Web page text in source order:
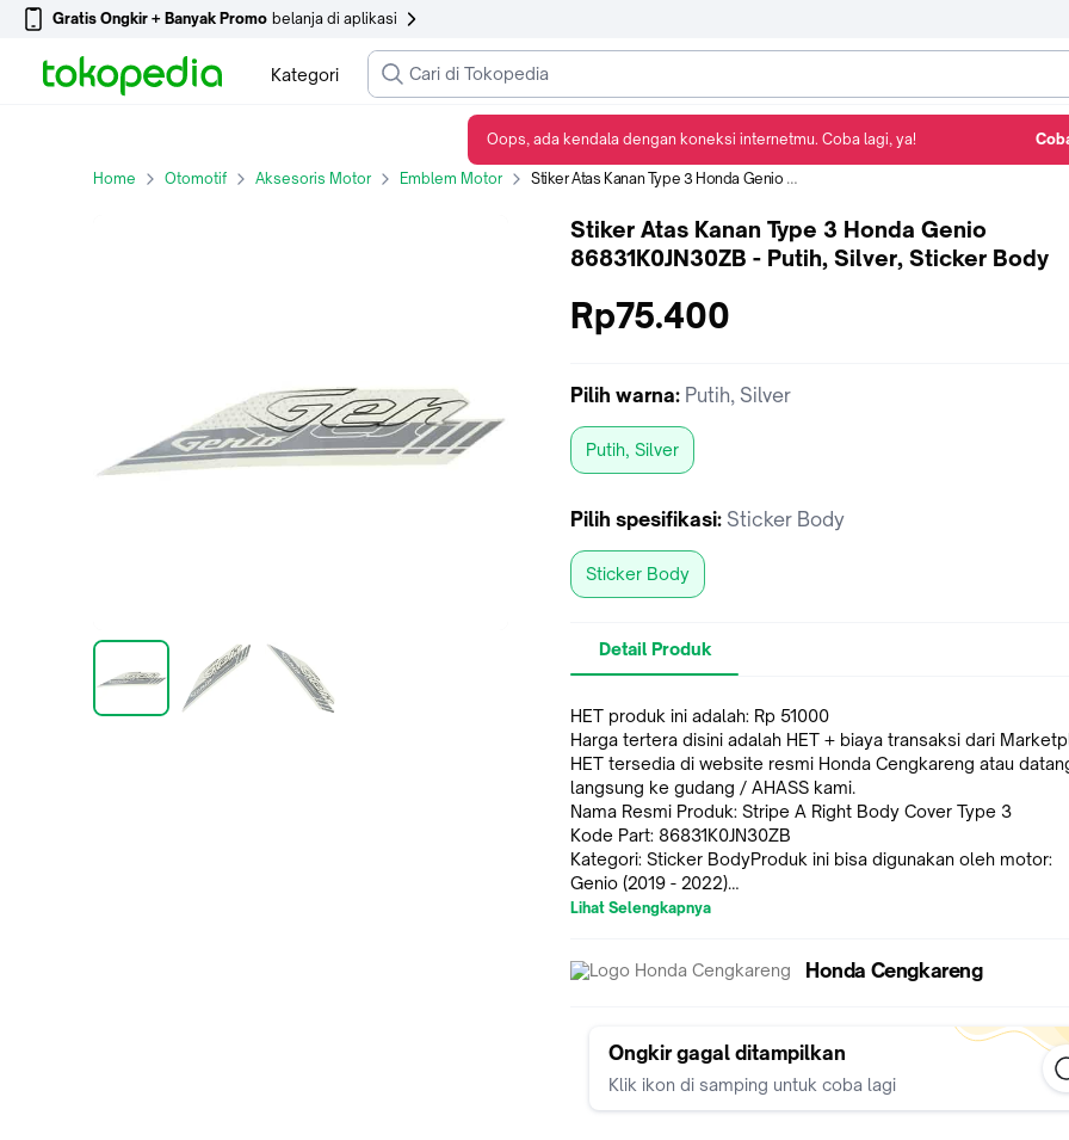
Gratis Ongkir + Banyak Promo belanja di aplikasi
Kategori
Home Otomotif Aksesoris Motor Emblem Motor Stiker Atas Kanan Type 3 Honda Genio 86831K0JN30ZB - Putih, Silver, Sticker Body
Stiker Atas Kanan Type 3 Honda Genio
86831K0JN30ZB - Putih, Silver, Sticker Body
Rp75.400
Pilih warna: Putih, Silver
Putih, Silver
Pilih spesifikasi: Sticker Body
Sticker Body
Detail Produk
HET produk ini adalah: Rp 51000
Harga tertera disini adalah HET + biaya transaksi dari
HET tersedia di website resmi Honda Cengkareng atau
langsung ke gudang / AHASS kami.
Nama Resmi Produk: Stripe A Right Body Cover Type 3
Kode Part: 86831K0JN30ZB
Kategori: Sticker BodyProduk ini bisa digunakan oleh motor:
Genio (2019 - 2022)
Jaminan Kepuasan. Apabila barang yang anda pesan tidak
digunakan) ke kami dalam 14 hari kerja setelah barang
Lihat Selengkapnya
Honda Cengkareng
Ongkir gagal ditampilkan
Klik ikon di samping untuk coba lagi
Oops, ada kendala dengan koneksi internetmu. Coba lagi, ya!